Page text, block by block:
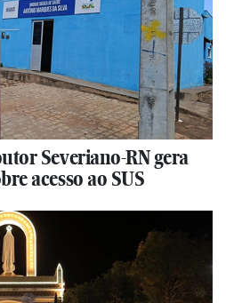
Severiano-RN gera
acesso ao SUS